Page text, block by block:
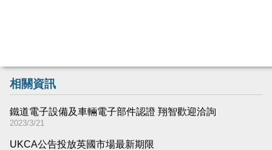
相關資訊
鐵道電子設備及車輛電子部件認證 翔智歡迎洽詢
2023/3/21
UKCA公告投放英國市場最新期限